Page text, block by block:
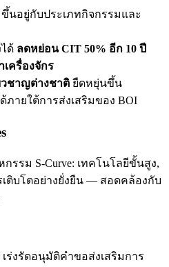
ขึ้นอยู่กับประเภทกิจกรรมและ
ด้ ลดหย่อน CIT 50% อีก 10 ปี
เครื่องจักร
วชาญต่างชาติ ยืดหยุ่นขึ้น
ภายใต้การส่งเสริมของ BOI
รรม S-Curve: เทคโนโลยีขั้นสูง,
รเติบโตอย่างยั่งยืน — สอดคล้องกับ
เร่งรัดอนุมัติคำขอส่งเสริมการ